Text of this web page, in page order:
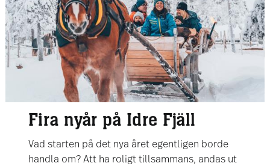
Fira nyår på Idre Fjäll
Vad starten på det nya året egentligen borde
handla om? Att ha roligt tillsammans, andas ut